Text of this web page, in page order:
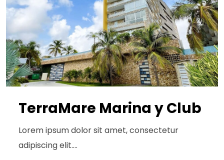
TerraMare Marina y Club
Lorem ipsum dolor sit amet, consectetur
adipiscing elit.…